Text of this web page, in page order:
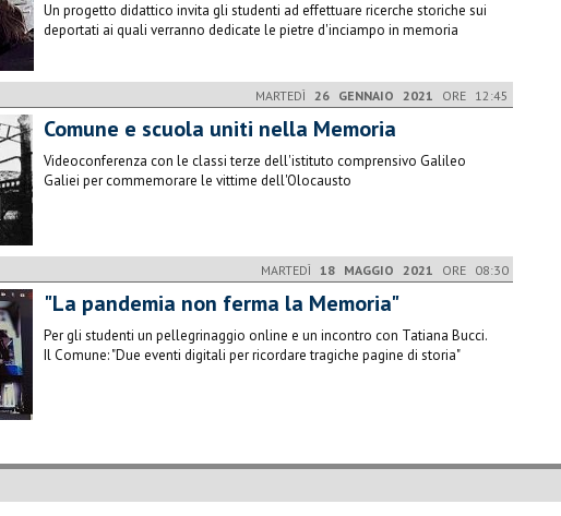
Un progetto didattico invita gli studenti ad effettuare ricerche storiche sui
deportati ai quali verranno dedicate le pietre d'inciampo in memoria
MARTEDÌ 26 GENNAIO 2021 ORE 12:45
Comune e scuola uniti nella Memoria
Videoconferenza con le classi terze dell'istituto comprensivo Galileo
Galiei per commemorare le vittime dell'Olocausto
MARTEDÌ 18 MAGGIO 2021 ORE 08:30
"La pandemia non ferma la Memoria"
Per gli studenti un pellegrinaggio online e un incontro con Tatiana Bucci.
Il Comune: "Due eventi digitali per ricordare tragiche pagine di storia"